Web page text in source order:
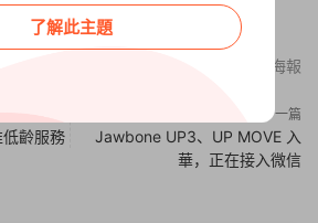
戴
分享海報
齡服務
下一篇
Jawbone UP3、UP MOVE 入
華，正在接入微信
了解此主題